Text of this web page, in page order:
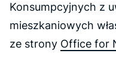
Konsumpcyjnych z
mieszkaniowych
ze strony Office for